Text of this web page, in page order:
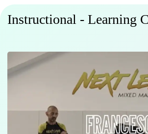
Instructional - Learning